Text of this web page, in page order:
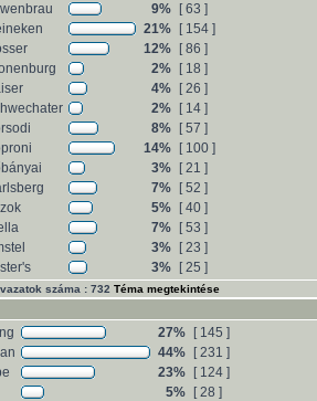
9%
[ 63 ]
21%
[ 154 ]
12%
[ 86 ]
2%
[ 18 ]
4%
[ 26 ]
2%
[ 14 ]
8%
[ 57 ]
14%
[ 100 ]
3%
[ 21 ]
7%
[ 52 ]
5%
[ 40 ]
7%
[ 53 ]
3%
[ 23 ]
3% [ 25 ]
száma : 732 Téma megtekintése
27%
[ 145 ]
44%
[ 231 ]
23%
[ 124 ]
5% [ 28 ]